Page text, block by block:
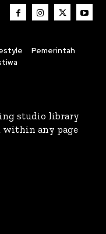
Pemerintah
studio library
within any page